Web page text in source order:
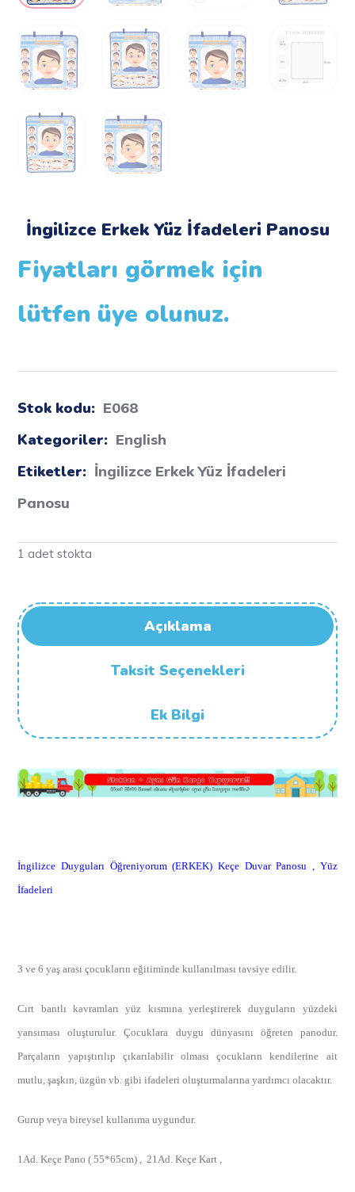
İngilizce Erkek Yüz İfadeleri Panosu
Fiyatları görmek için
lütfen üye olunuz.
Stok kodu: E068
Kategoriler: English
Etiketler: İngilizce Erkek Yüz İfadeleri
Panosu
1 adet stokta
Açıklama
Taksit Seçenekleri
Ek Bilgi
İngilizce Duyguları Öğreniyorum (ERKEK) Keçe Duvar Panosu , Yüz
İfadeleri
3 ve 6 yaş arası çocukların eğitiminde kullanılması tavsiye edilir.
Cırt bantlı kavramları yüz kısmına yerleştirerek duyguların yüzdeki
yansıması oluşturulur. Çocuklara duygu dünyasını öğreten panodur.
Parçaların yapıştırılıp çıkarılabilir olması çocukların kendilerine ait
mutlu, şaşkın, üzgün vb. gibi ifadeleri oluşturmalarına yardımcı olacaktır.
Gurup veya bireysel kullanıma uygundur.
1Ad. Keçe Pano ( 55*65cm) , 21Ad. Keçe Kart ,